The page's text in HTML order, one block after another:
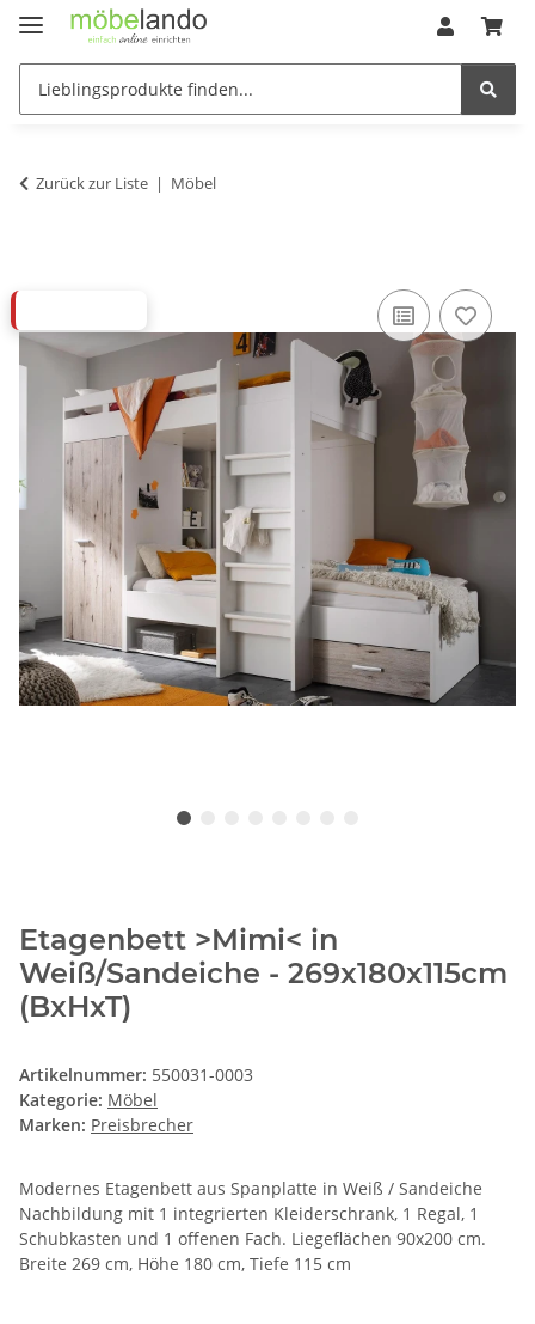
Zurück zur Liste Möbel
Etagenbett >Mimi< in
Weiß/Sandeiche - 269x180x115cm
(BxHxT)
Artikelnummer: 550031-0003
Kategorie: Möbel
Marken: Preisbrecher
Modernes Etagenbett aus Spanplatte in Weiß / Sandeiche
Nachbildung mit 1 integrierten Kleiderschrank, 1 Regal, 1
Schubkasten und 1 offenen Fach. Liegeflächen 90x200 cm.
Breite 269 cm, Höhe 180 cm, Tiefe 115 cm